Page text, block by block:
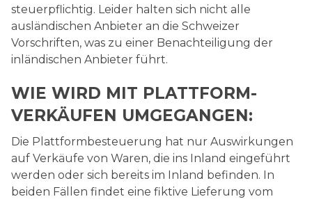
steuerpflichtig. Leider halten sich nicht alle
ausländischen Anbieter an die Schweizer
Vorschriften, was zu einer Benachteiligung der
inländischen Anbieter führt.
WIE WIRD MIT PLATTFORM-
VERKÄUFEN UMGEGANGEN:
Die Plattformbesteuerung hat nur Auswirkungen
auf Verkäufe von Waren, die ins Inland eingeführt
werden oder sich bereits im Inland befinden. In
beiden Fällen findet eine fiktive Lieferung vom